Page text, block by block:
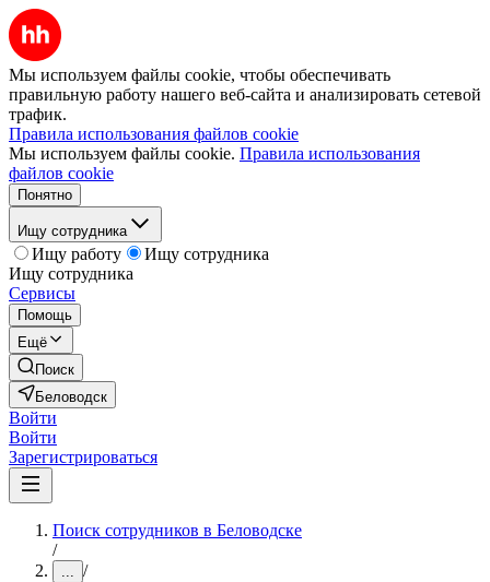
Мы используем файлы cookie, чтобы обеспечивать
правильную работу нашего веб-сайта и анализировать сетевой
трафик.
Правила использования файлов cookie
Мы используем файлы cookie. Правила использования
файлов cookie
Понятно
Ищу сотрудника
Ищу работу
Ищу сотрудника
Ищу сотрудника
Сервисы
Помощь
Ещё
Поиск
Беловодск
Войти
Войти
Зарегистрироваться
Поиск сотрудников в Беловодске
/
... /